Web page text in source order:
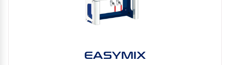
EASYMIX